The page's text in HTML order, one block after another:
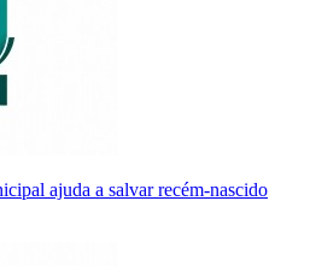
ajuda a salvar recém-nascido